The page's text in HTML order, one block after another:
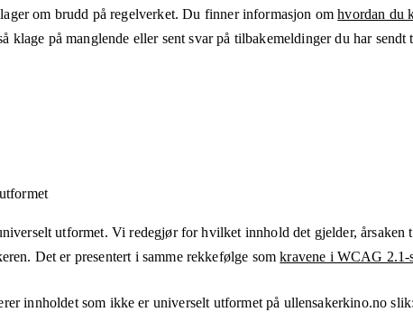
om brudd på regelverket. Du finner informasjon omhvordan du
klage på manglende eller sent svar på tilbakemeldinger du har sendt
utformet. Vi redegjør for hvilket innhold det gjelder,
Det er presentert i samme rekkefølge somkravene i WCAG 2.1-
innholdet som ikke er universelt utformet på ullensakerkino.no slik: